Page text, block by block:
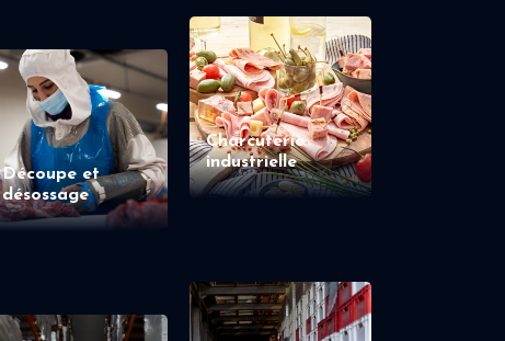
Découpe et
désossage
Charcuterie
industrielle